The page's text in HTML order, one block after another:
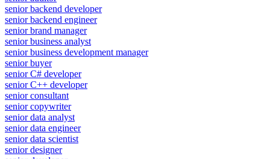
senior backend developer
senior backend engineer
senior brand manager
senior business analyst
senior business development manager
senior buyer
senior C# developer
senior C++ developer
senior consultant
senior copywriter
senior data analyst
senior data engineer
senior data scientist
senior designer